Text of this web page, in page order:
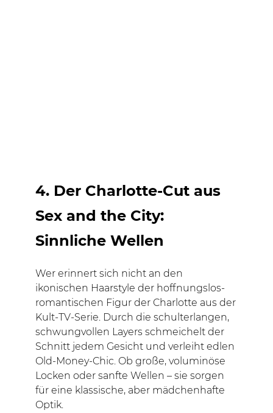
4. Der Charlotte-Cut aus
Sex and the City:
Sinnliche Wellen
Wer erinnert sich nicht an den
ikonischen Haarstyle der hoffnungslos-
romantischen Figur der Charlotte aus der
Kult-TV-Serie. Durch die schulterlangen,
schwungvollen Layers schmeichelt der
Schnitt jedem Gesicht und verleiht edlen
Old-Money-Chic. Ob große, voluminöse
Locken oder sanfte Wellen – sie sorgen
für eine klassische, aber mädchenhafte
Optik.